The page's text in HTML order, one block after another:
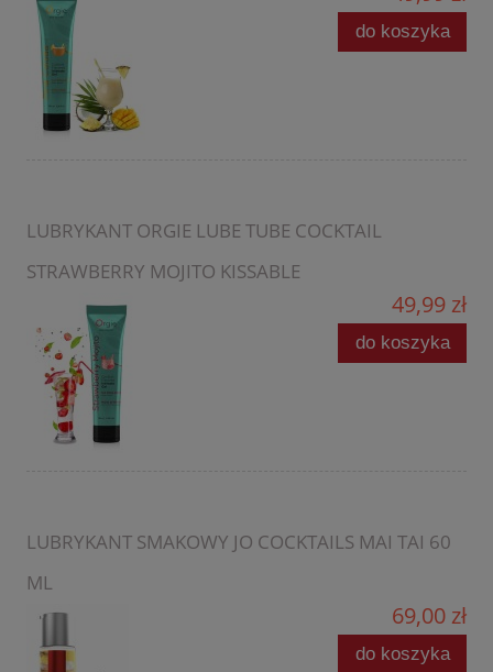
do koszyka
LUBRYKANT ORGIE LUBE TUBE COCKTAIL
STRAWBERRY MOJITO KISSABLE
49,99 zł
do koszyka
LUBRYKANT SMAKOWY JO COCKTAILS MAI TAI 60
ML
69,00 zł
do koszyka